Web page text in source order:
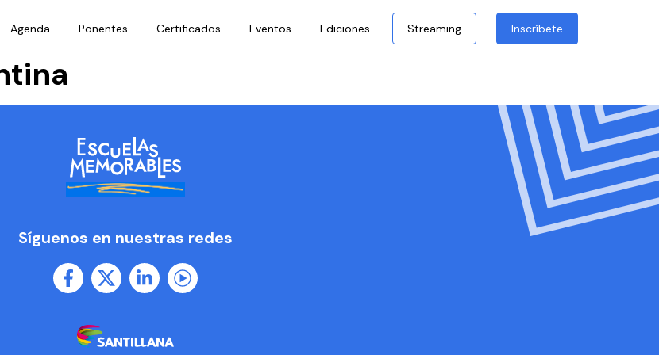
Agenda Ponentes Certificados Eventos Ediciones Streaming Inscríbete
Síguenos en nuestras redes